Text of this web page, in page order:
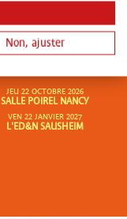
JEU 22 OCTOBRE 2026
SALLE POIREL NANCY
VEN 22 JANVIER 2027
L'ED&N SAUSHEIM
Non, ajuster